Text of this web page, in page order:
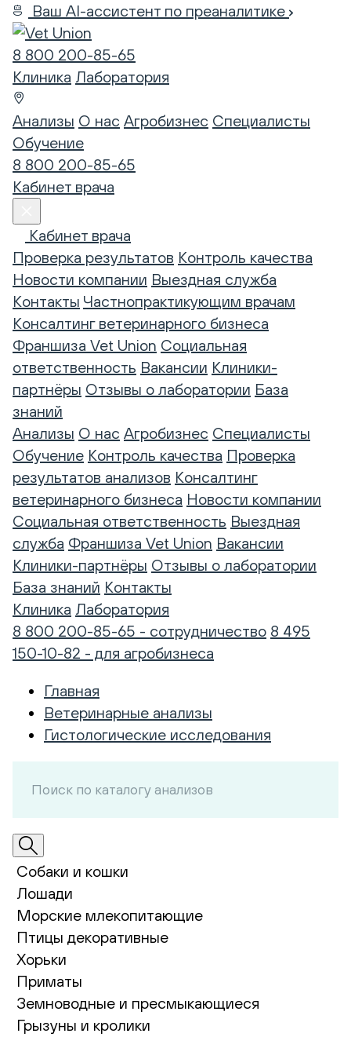
Ваш AI-ассистент по преаналитике
8 800 200-85-65
Клиника Лаборатория
Анализы О нас Агробизнес Специалисты
Обучение
8 800 200-85-65
Кабинет врача
Кабинет врача
Проверка результатов Контроль качества
Новости компании Выездная служба
Контакты Частнопрактикующим врачам
Консалтинг ветеринарного бизнеса
Франшиза Vet Union Социальная
ответственность Вакансии Клиники-
партнёры Отзывы о лаборатории База
знаний
Анализы О нас Агробизнес Специалисты
Обучение Контроль качества Проверка
результатов анализов Консалтинг
ветеринарного бизнеса Новости компании
Социальная ответственность Выездная
служба Франшиза Vet Union Вакансии
Клиники-партнёры Отзывы о лаборатории
База знаний Контакты
Клиника Лаборатория
8 800 200-85-65 - сотрудничество 8 495
150-10-82 - для агробизнеса
Главная
Ветеринарные анализы
Гистологические исследования
Собаки и кошки
Лошади
Морские млекопитающие
Птицы декоративные
Хорьки
Приматы
Земноводные и пресмыкающиеся
Грызуны и кролики